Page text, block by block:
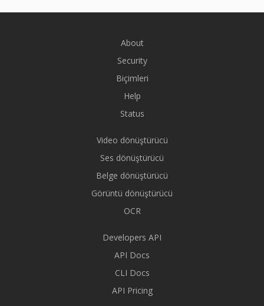
About
Security
Biçimleri
Help
Status
Video dönüştürücü
Ses dönüştürücü
Belge dönüştürücü
Görüntü dönüştürücü
OCR
Developers API
API Docs
CLI Docs
API Pricing